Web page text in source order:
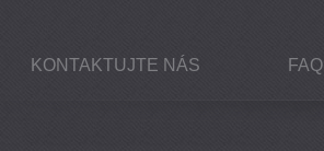
KONTAKTUJTE NÁS FAQ